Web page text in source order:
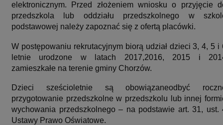
elektronicznym. Przed złożeniem wniosku o przyjęcie
przedszkola lub oddziału przedszkolnego w
podstawowej należy zapoznać się z ofertą placówki.
W postępowaniu rekrutacyjnym biorą udział dzieci 3, 4, 5 i
letnie urodzone w latach 2017,2016, 2015 i
zamieszkałe na terenie gminy Chorzów.
Dzieci sześcioletnie są obowiązaneodbyć
przygotowanie przedszkolne w przedszkolu lub innej
wychowania przedszkolnego – na podstawie art. 31, ust.
Ustawy Prawo Oświatowe.